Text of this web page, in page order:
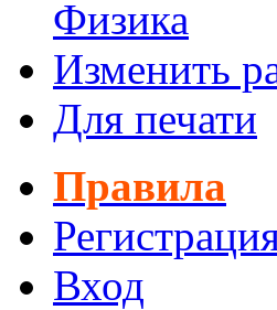
Физика
Изменить
Для печати
Правила
Вход